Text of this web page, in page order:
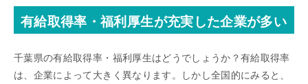
有給取得率・福利厚生が充実した企業が多い
千葉県の有給取得率・福利厚生はどうでしょうか？有給取得率
は、企業によって大きく異なります。しかし全国的にみると、